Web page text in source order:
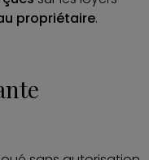
propriétaire.